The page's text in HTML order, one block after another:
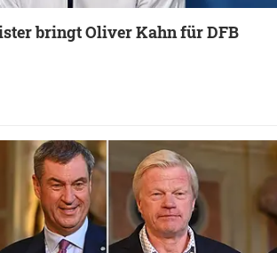
bringt Oliver Kahn für DFB